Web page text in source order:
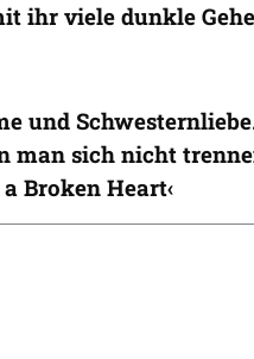
ihr viele dunkle
und
man sich nicht
Broken Heart‹